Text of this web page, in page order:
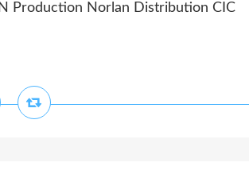
Production Norlan Distribution CIC